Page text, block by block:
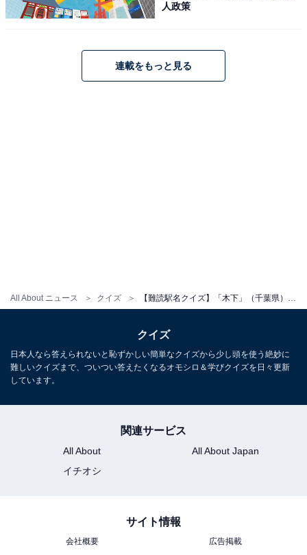
All About ニュース クイズ 【難読駅名クイズ】「木下」（千葉県）はなんて読む？ “きのした”ではなく……？
人政策
連載をもっと見る
クイズ
日本人なら答えられないと恥ずかしい簡単なクイズから少し頭を使う絶妙に
難しいクイズまで、ついつい答えたくなるオモシロ＆学びクイズを日々更新
しています。
関連サービス
All About
All About Japan
イチオシ
サイト情報
会社概要
広告掲載